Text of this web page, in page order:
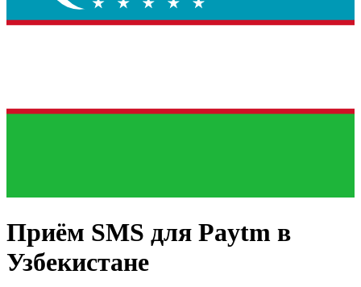
Приём SMS для Paytm в
Узбекистане